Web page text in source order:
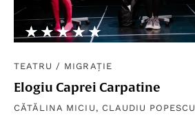
★★★★★
☆☆☆☆☆
TEATRU / MIGRAȚIE
Elogiu Caprei Carpatine
CĂTĂLINA MICIU , CLAUDIU POPESCU